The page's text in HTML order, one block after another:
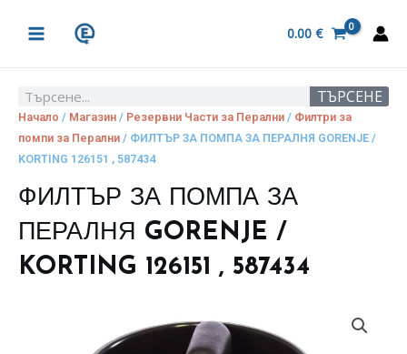
MENU
0.00 €
Search ТЪРСЕНЕ
Начало / Магазин / Резервни Части за Перални / Филтри за
помпи за Перални / ФИЛТЪР ЗА ПОМПА ЗА ПЕРАЛНЯ GORENJE /
KORTING 126151 , 587434
ФИЛТЪР ЗА ПОМПА ЗА
ПЕРАЛНЯ GORENJE /
KORTING 126151 , 587434